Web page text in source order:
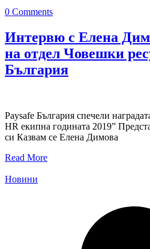
0 Comments
Интервю с Елена
на отдел Човешки
България
Paysafe България спечели
HR екипна годината 2019”
си Казвам се Елена Димова
Read More
Новини